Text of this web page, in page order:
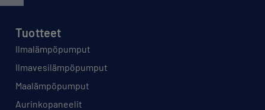
Tuotteet
Ilmalämpöpumput
Ilmavesilämpöpumput
Maalämpöpumput
Aurinkopaneelit